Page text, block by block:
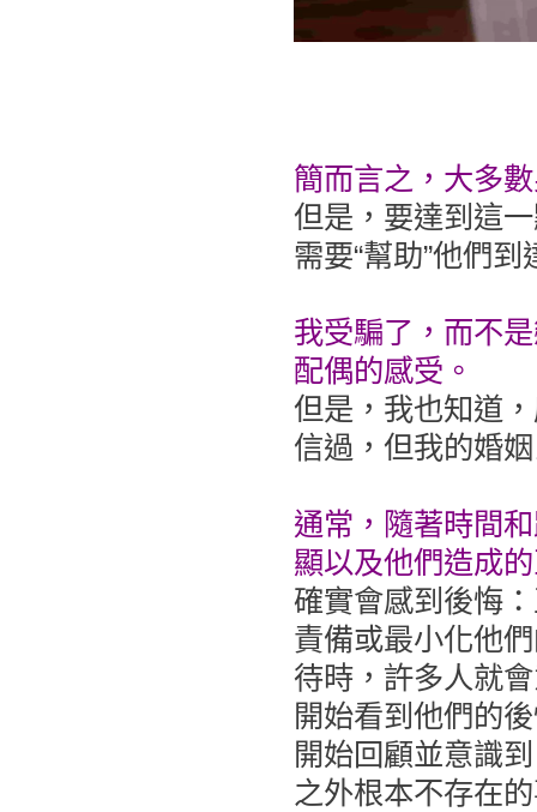
簡而言之，大多
但是，要達到這
需要“幫助”他們
我受騙了，而不
配偶的感受。
但是，我也知道
信過，但我的婚
通常，隨著時間
顯以及他們造成
確實會感到後悔
責備或最小化他
待時，許多人就
開始看到他們的
開始回顧並意識
之外根本不存在